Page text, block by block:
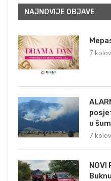
NAJNOVIJE OBJAVE
7
u
7
NOVI